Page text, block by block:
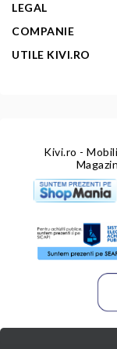
LEGAL
COMPANIE
UTILE KIVI.RO
Kivi.ro -